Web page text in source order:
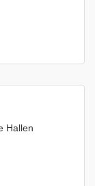
Hallen